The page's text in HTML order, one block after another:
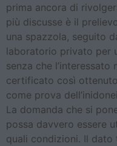
prima ancora di
più discusse è il
una spazzola, seguito
laboratorio privato per
senza che l’interessato
certificato così
come prova
La domanda che si
possa davvero essere
quali condizioni. Il